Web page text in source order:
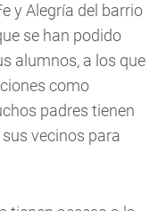
y Alegría del barrio
se han podido
alumnos, a los que
como
padres tienen
vecinos para